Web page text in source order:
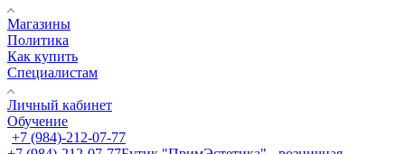
Магазины
Политика
Как купить
Специалистам
Личный кабинет
Обучение
+7 (984)-212-07-77